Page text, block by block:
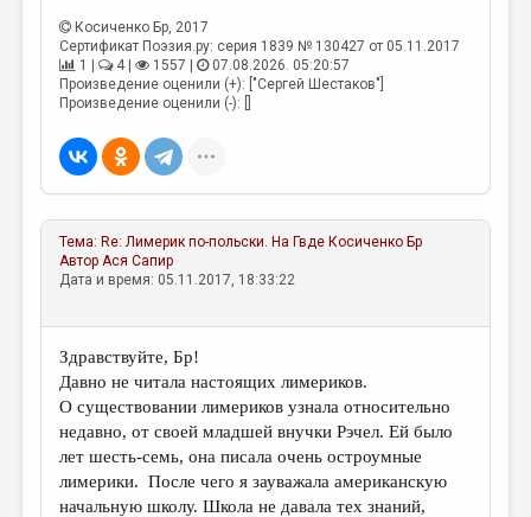
ЛИТЕРАТУРОВЕДЕНИЕ
КУЛЬТУРОВЕДЕНИЕ
ПУБЛИЦИСТИКА
РЕЦЕНЗИРОВАНИЕ
ЦИКЛЫ ПУБЛИКАЦИЙ
ТРЕДИАКОВСКИЙ
МЕДИА
Косиченко Бр, 2017
Сертификат Поэзия.ру: серия 1839 № 130427 от 05.11.2017
1 |
4 | 1557 |
07.08.2026. 05:20:57
Произведение оценили (+): ["Сергей Шестаков"]
Произведение оценили (-): []
Тема: Re: Лимерик по-польски. На Гвде Косиченко Бр
АвторАся Сапир
Дата и время: 05.11.2017, 18:33:22
Здравствуйте, Бр!
Давно не читала настоящих лимериков.
О существовании лимериков узнала относительно
недавно, от своей младшей внучки Рэчел. Ей было
лет шесть-семь, она писала очень остроумные
лимерики. После чего я зауважала американскую
начальную школу. Школа не давала тех знаний,